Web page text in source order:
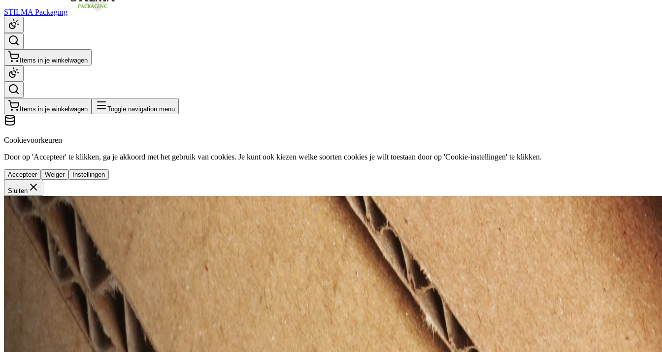
STILMA Packaging
Items in je winkelwagen
Items in je winkelwagen Toggle navigation menu
Cookievoorkeuren
Door op 'Accepteer' te klikken, ga je akkoord met het gebruik van cookies. Je kunt ook kiezen welke soorten cookies je wilt toestaan door op 'Cookie-instellingen' te klikken.
Accepteer Weiger Instellingen
Sluiten